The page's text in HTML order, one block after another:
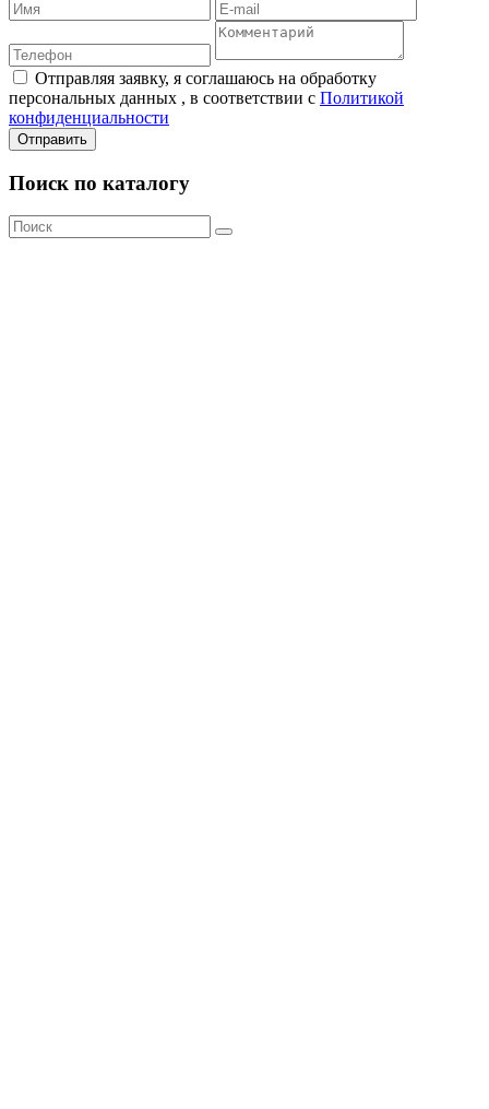
Отправляя заявку, я соглашаюсь на обработку
персональных данных , в соответствии с Политикой
конфиденциальности
Отправить
Поиск по каталогу